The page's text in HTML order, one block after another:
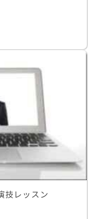
技レッスン